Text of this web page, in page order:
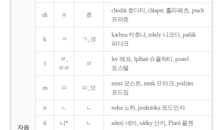
자음
ch ㅎ 흐
choditi 호디티, chlapec 흘라페츠, prach
프라흐
k ㅋ ㄱ, 크
kachna 카흐나, nikdy 니크디, padák
파다크
l
ㄹ,
ㄹㄹ
ㄹ
lev 레프, šplhati 슈플하티, postel
포스텔
m ㅁ ㅁ, 므
most 모스트, mrak 므라크, podzim
포드짐
n ㄴ ㄴ noha 노하, podmínka 포드민카
ň 니* ㄴ němý 네미, sáňky 산키, Plzeň 플젠